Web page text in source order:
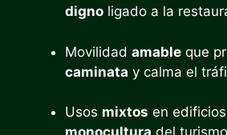
digno ligado a la
Movilidad amable que
caminata y calma el
Usos mixtos en
monocultura del turismo.